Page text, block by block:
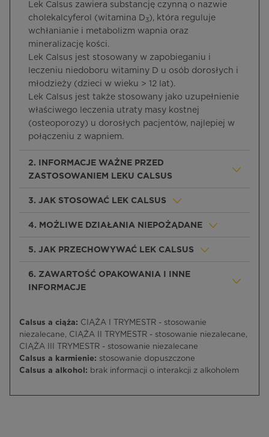
Lek Calsus zawiera substancję czynną o nazwie
cholekalcyferol (witamina D 3), która reguluje
wchłanianie i metabolizm wapnia oraz
mineralizację kości.
Lek Calsus jest stosowany w zapobieganiu i
leczeniu niedoboru witaminy D u osób dorosłych i
młodzieży (dzieci w wieku > 12 lat).
Lek Calsus jest także stosowany jako uzupełnienie
właściwego leczenia utraty masy kostnej
(osteoporozy) u dorosłych pacjentów, najlepiej w
połączeniu z wapniem.
2. INFORMACJE WAŻNE PRZED
ZASTOSOWANIEM LEKU CALSUS
3. JAK STOSOWAĆ LEK CALSUS
4. MOŻLIWE DZIAŁANIA NIEPOŻĄDANE
5. JAK PRZECHOWYWAĆ LEK CALSUS
6. ZAWARTOŚĆ OPAKOWANIA I INNE
INFORMACJE
Calsus a ciąża: CIĄŻA I TRYMESTR - stosowanie
niezalecane, CIĄŻA II TRYMESTR - stosowanie niezalecane,
CIĄŻA III TRYMESTR - stosowanie niezalecane
Calsus a karmienie: stosowanie dopuszczone
Calsus a alkohol: brak informacji o interakcji z alkoholem